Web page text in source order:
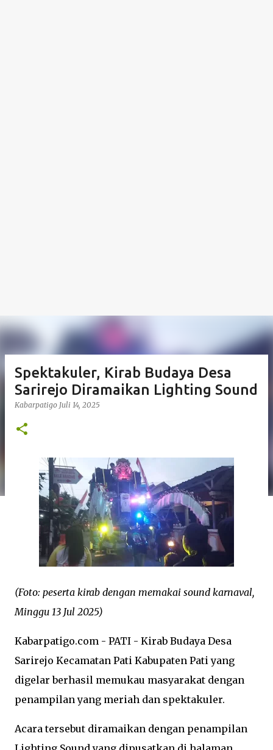
Spektakuler, Kirab Budaya Desa
Sarirejo Diramaikan Lighting Sound
Kabarpatigo Juli 14, 2025
(Foto: peserta kirab dengan memakai sound karnaval,
Minggu 13 Jul 2025)
Kabarpatigo.com - PATI - Kirab Budaya Desa
Sarirejo Kecamatan Pati Kabupaten Pati yang
digelar berhasil memukau masyarakat dengan
penampilan yang meriah dan spektakuler.
Acara tersebut diramaikan dengan penampilan